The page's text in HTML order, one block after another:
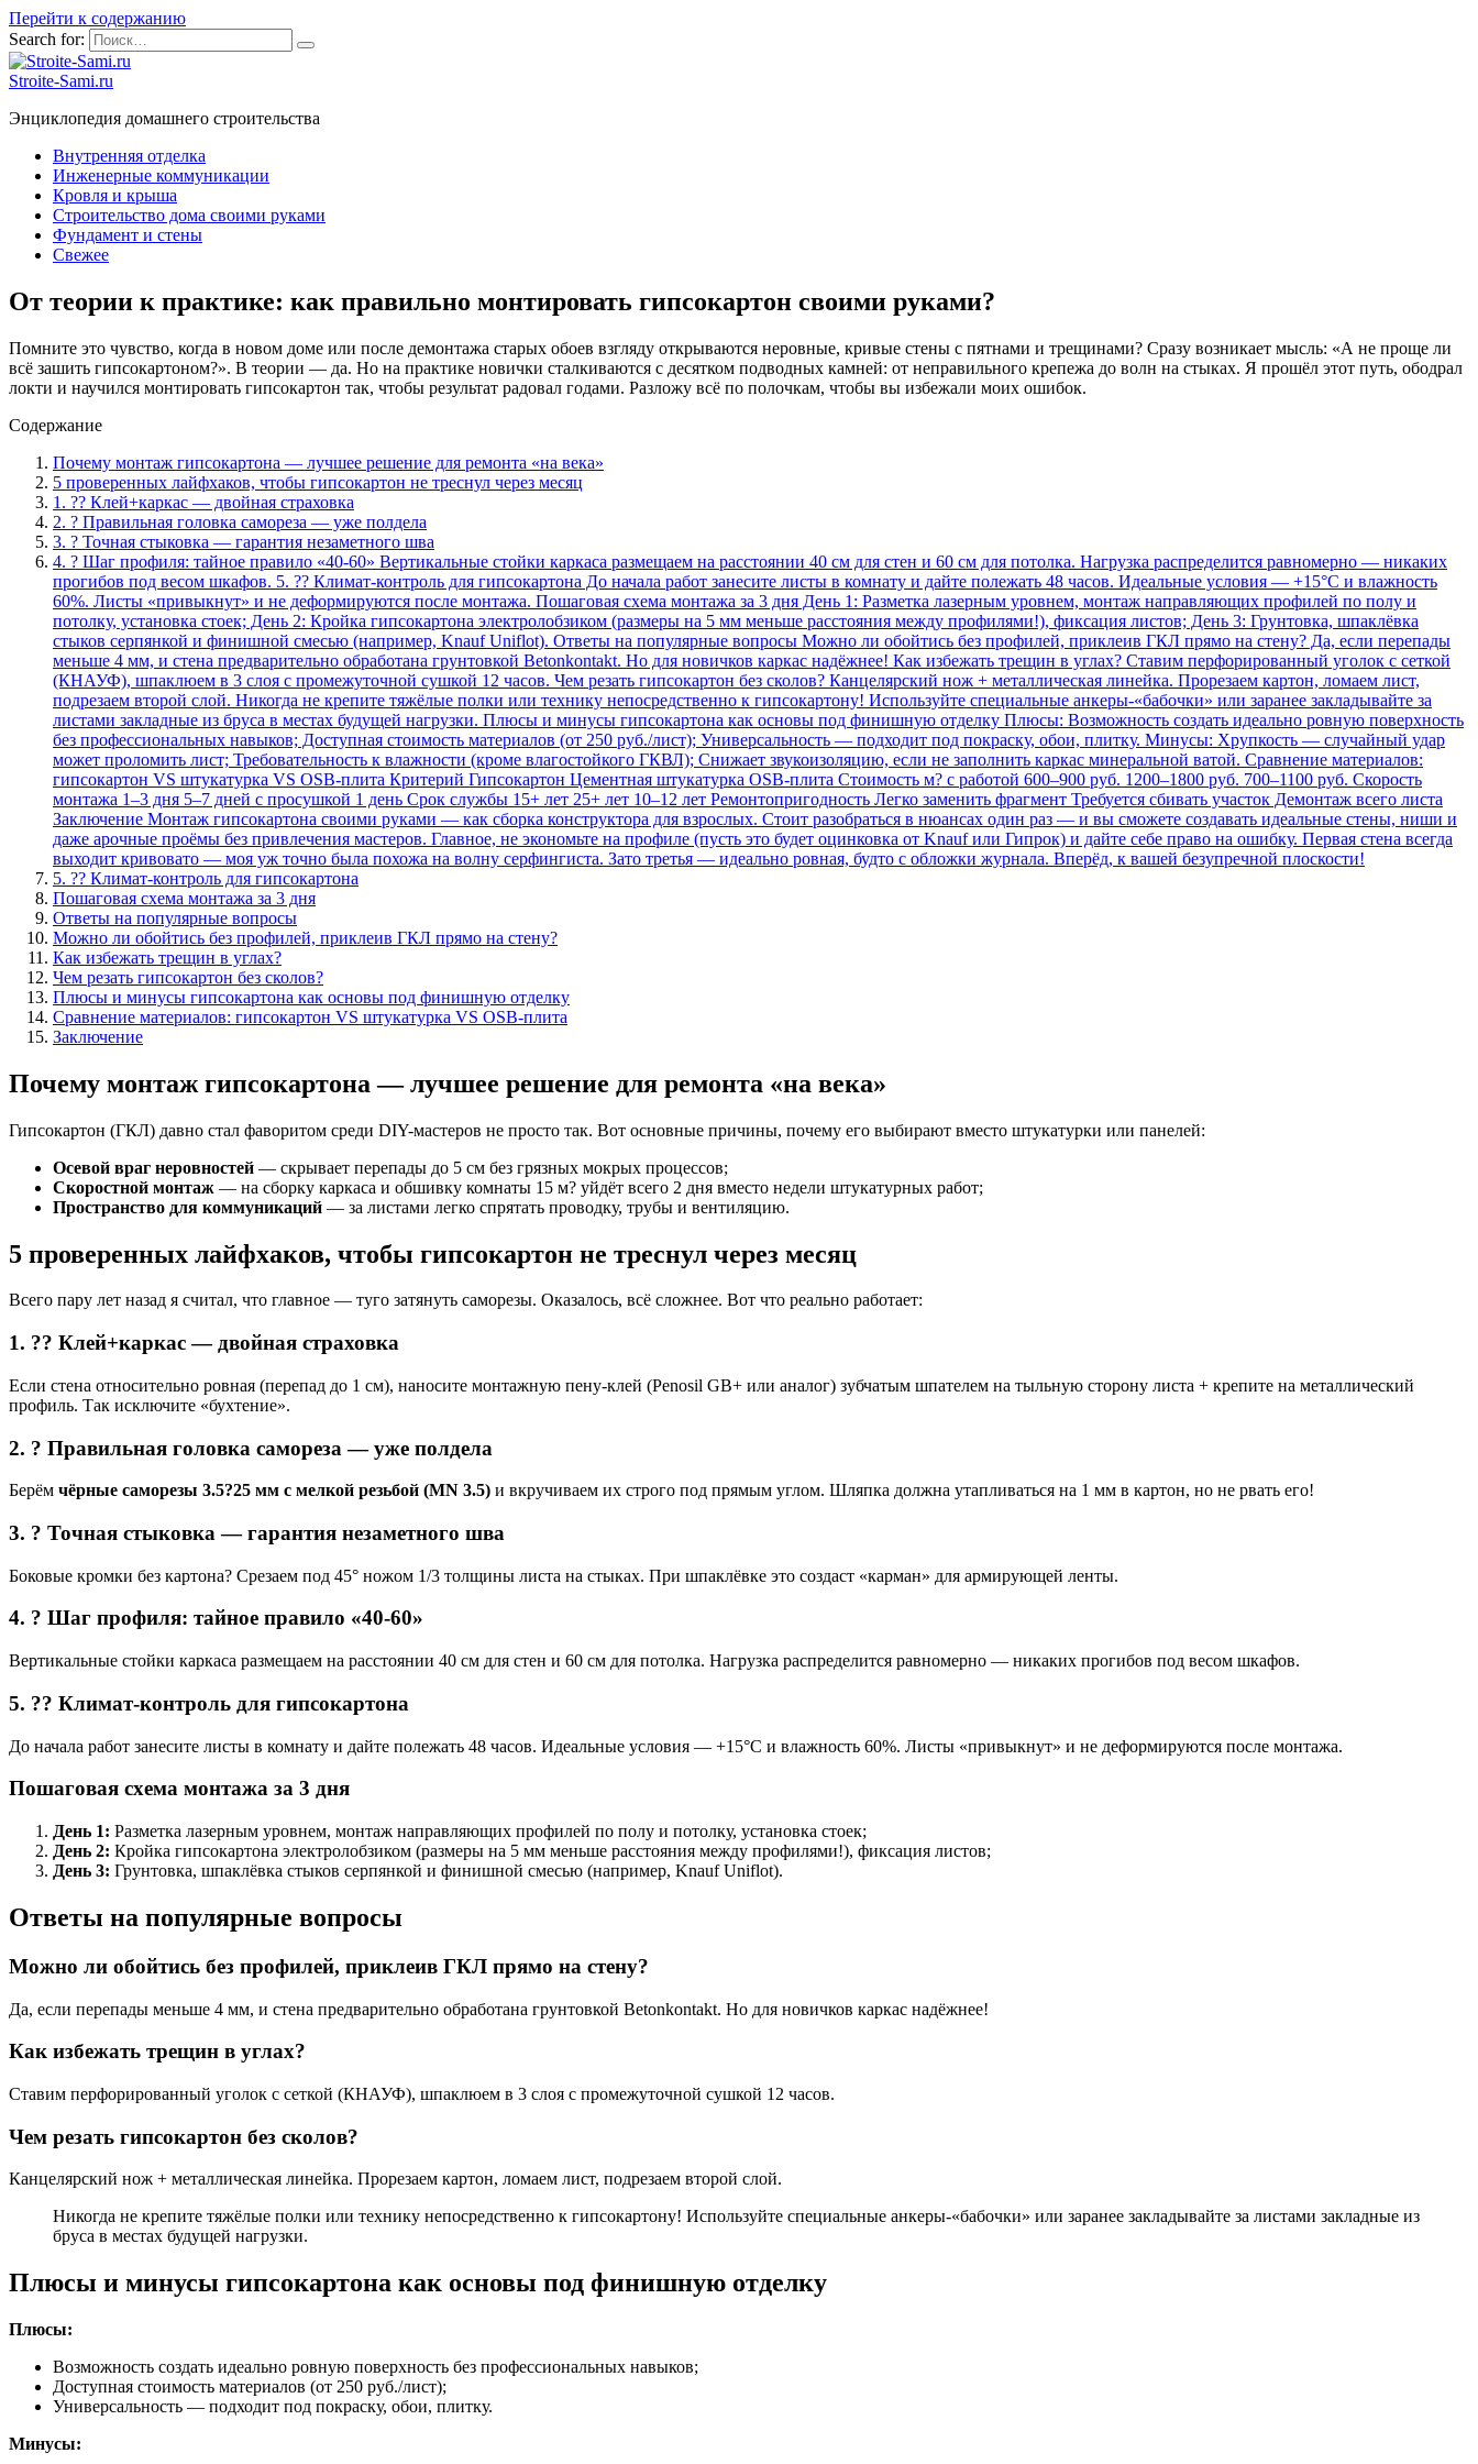
Перейти к содержанию
Search for:
Stroite-Sami.ru
Энциклопедия домашнего строительства
Внутренняя отделка
Инженерные коммуникации
Кровля и крыша
Строительство дома своими руками
Фундамент и стены
Свежее
От теории к практике: как правильно монтировать гипсокартон своими руками?
Помните это чувство, когда в новом доме или после демонтажа старых обоев взгляду открываются неровные, кривые стены с пятнами и трещинами? Сразу возникает мысль: «А не проще ли
всё зашить гипсокартоном?». В теории — да. Но на практике новички сталкиваются с десятком подводных камней: от неправильного крепежа до волн на стыках. Я прошёл этот путь, ободрал
локти и научился монтировать гипсокартон так, чтобы результат радовал годами. Разложу всё по полочкам, чтобы вы избежали моих ошибок.
Содержание
Почему монтаж гипсокартона — лучшее решение для ремонта «на века»
5 проверенных лайфхаков, чтобы гипсокартон не треснул через месяц
1. ?? Клей+каркас — двойная страховка
2. ? Правильная головка самореза — уже полдела
3. ? Точная стыковка — гарантия незаметного шва
4. ? Шаг профиля: тайное правило «40-60» Вертикальные стойки каркаса размещаем на расстоянии 40 см для стен и 60 см для потолка. Нагрузка распределится равномерно — никаких
прогибов под весом шкафов. 5. ?? Климат-контроль для гипсокартона До начала работ занесите листы в комнату и дайте полежать 48 часов. Идеальные условия — +15°C и влажность
60%. Листы «привыкнут» и не деформируются после монтажа. Пошаговая схема монтажа за 3 дня День 1: Разметка лазерным уровнем, монтаж направляющих профилей по полу и
потолку, установка стоек; День 2: Кройка гипсокартона электролобзиком (размеры на 5 мм меньше расстояния между профилями!), фиксация листов; День 3: Грунтовка, шпаклёвка
стыков серпянкой и финишной смесью (например, Knauf Uniflot). Ответы на популярные вопросы Можно ли обойтись без профилей, приклеив ГКЛ прямо на стену? Да, если перепады
меньше 4 мм, и стена предварительно обработана грунтовкой Betonkontakt. Но для новичков каркас надёжнее! Как избежать трещин в углах? Ставим перфорированный уголок с сеткой
(КНАУФ), шпаклюем в 3 слоя с промежуточной сушкой 12 часов. Чем резать гипсокартон без сколов? Канцелярский нож + металлическая линейка. Прорезаем картон, ломаем лист,
подрезаем второй слой. Никогда не крепите тяжёлые полки или технику непосредственно к гипсокартону! Используйте специальные анкеры-«бабочки» или заранее закладывайте за
листами закладные из бруса в местах будущей нагрузки. Плюсы и минусы гипсокартона как основы под финишную отделку Плюсы: Возможность создать идеально ровную поверхность
без профессиональных навыков; Доступная стоимость материалов (от 250 руб./лист); Универсальность — подходит под покраску, обои, плитку. Минусы: Хрупкость — случайный удар
может проломить лист; Требовательность к влажности (кроме влагостойкого ГКВЛ); Снижает звукоизоляцию, если не заполнить каркас минеральной ватой. Сравнение материалов:
гипсокартон VS штукатурка VS OSB-плита Критерий Гипсокартон Цементная штукатурка OSB-плита Стоимость м? с работой 600–900 руб. 1200–1800 руб. 700–1100 руб. Скорость
монтажа 1–3 дня 5–7 дней с просушкой 1 день Срок службы 15+ лет 25+ лет 10–12 лет Ремонтопригодность Легко заменить фрагмент Требуется сбивать участок Демонтаж всего листа
Заключение Монтаж гипсокартона своими руками — как сборка конструктора для взрослых. Стоит разобраться в нюансах один раз — и вы сможете создавать идеальные стены, ниши и
даже арочные проёмы без привлечения мастеров. Главное, не экономьте на профиле (пусть это будет оцинковка от Knauf или Гипрок) и дайте себе право на ошибку. Первая стена всегда
выходит кривовато — моя уж точно была похожа на волну серфингиста. Зато третья — идеально ровная, будто с обложки журнала. Вперёд, к вашей безупречной плоскости!
5. ?? Климат-контроль для гипсокартона
Пошаговая схема монтажа за 3 дня
Ответы на популярные вопросы
Можно ли обойтись без профилей, приклеив ГКЛ прямо на стену?
Как избежать трещин в углах?
Чем резать гипсокартон без сколов?
Плюсы и минусы гипсокартона как основы под финишную отделку
Сравнение материалов: гипсокартон VS штукатурка VS OSB-плита
Заключение
Почему монтаж гипсокартона — лучшее решение для ремонта «на века»
Гипсокартон (ГКЛ) давно стал фаворитом среди DIY-мастеров не просто так. Вот основные причины, почему его выбирают вместо штукатурки или панелей:
Осевой враг неровностей — скрывает перепады до 5 см без грязных мокрых процессов;
Скоростной монтаж — на сборку каркаса и обшивку комнаты 15 м? уйдёт всего 2 дня вместо недели штукатурных работ;
Пространство для коммуникаций — за листами легко спрятать проводку, трубы и вентиляцию.
5 проверенных лайфхаков, чтобы гипсокартон не треснул через месяц
Всего пару лет назад я считал, что главное — туго затянуть саморезы. Оказалось, всё сложнее. Вот что реально работает:
1. ?? Клей+каркас — двойная страховка
Если стена относительно ровная (перепад до 1 см), наносите монтажную пену-клей (Penosil GB+ или аналог) зубчатым шпателем на тыльную сторону листа + крепите на металлический
профиль. Так исключите «бухтение».
2. ? Правильная головка самореза — уже полдела
Берём чёрные саморезы 3.5?25 мм с мелкой резьбой (MN 3.5) и вкручиваем их строго под прямым углом. Шляпка должна утапливаться на 1 мм в картон, но не рвать его!
3. ? Точная стыковка — гарантия незаметного шва
Боковые кромки без картона? Срезаем под 45° ножом 1/3 толщины листа на стыках. При шпаклёвке это создаст «карман» для армирующей ленты.
4. ? Шаг профиля: тайное правило «40-60»
Вертикальные стойки каркаса размещаем на расстоянии 40 см для стен и 60 см для потолка. Нагрузка распределится равномерно — никаких прогибов под весом шкафов.
5. ?? Климат-контроль для гипсокартона
До начала работ занесите листы в комнату и дайте полежать 48 часов. Идеальные условия — +15°C и влажность 60%. Листы «привыкнут» и не деформируются после монтажа.
Пошаговая схема монтажа за 3 дня
День 1: Разметка лазерным уровнем, монтаж направляющих профилей по полу и потолку, установка стоек;
День 2: Кройка гипсокартона электролобзиком (размеры на 5 мм меньше расстояния между профилями!), фиксация листов;
День 3: Грунтовка, шпаклёвка стыков серпянкой и финишной смесью (например, Knauf Uniflot).
Ответы на популярные вопросы
Можно ли обойтись без профилей, приклеив ГКЛ прямо на стену?
Да, если перепады меньше 4 мм, и стена предварительно обработана грунтовкой Betonkontakt. Но для новичков каркас надёжнее!
Как избежать трещин в углах?
Ставим перфорированный уголок с сеткой (КНАУФ), шпаклюем в 3 слоя с промежуточной сушкой 12 часов.
Чем резать гипсокартон без сколов?
Канцелярский нож + металлическая линейка. Прорезаем картон, ломаем лист, подрезаем второй слой.
Никогда не крепите тяжёлые полки или технику непосредственно к гипсокартону! Используйте специальные анкеры-«бабочки» или заранее закладывайте за листами закладные из
бруса в местах будущей нагрузки.
Плюсы и минусы гипсокартона как основы под финишную отделку
Плюсы:
Возможность создать идеально ровную поверхность без профессиональных навыков;
Доступная стоимость материалов (от 250 руб./лист);
Универсальность — подходит под покраску, обои, плитку.
Минусы: